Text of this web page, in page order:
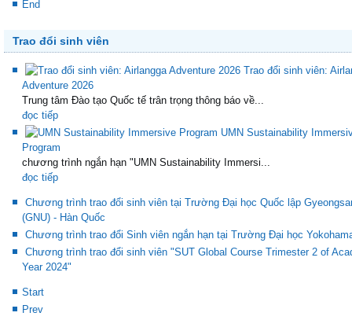
End
Trao đổi sinh viên
Trao đổi sinh viên:
Adventure 2026
Trung tâm Đào tạo Quốc tế trân trọng thông báo về...
đọc tiếp
UMN Sustainability
Program
chương trình ngắn hạn "UMN Sustainability Immersi...
đọc tiếp
Chương trình trao đổi sinh viên tại Trường Đại học Quốc lập
(GNU) - Hàn Quốc
Chương trình trao đổi Sinh viên ngắn hạn tại Trường Đại học
Chương trình trao đổi sinh viên "SUT Global Course Trimester 2 of
Year 2024"
Start
Prev